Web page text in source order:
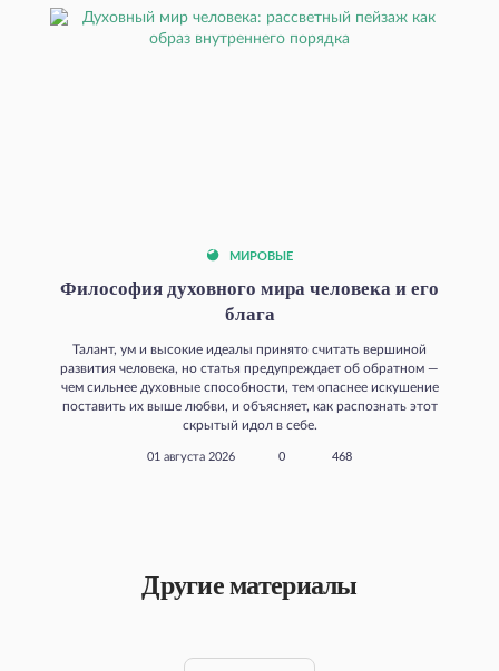
МИРОВЫЕ
Философия духовного мира человека и его
блага
Талант, ум и высокие идеалы принято считать вершиной
развития человека, но статья предупреждает об обратном —
чем сильнее духовные способности, тем опаснее искушение
поставить их выше любви, и объясняет, как распознать этот
скрытый идол в себе.
01 августа 2026 0 468
Другие материалы